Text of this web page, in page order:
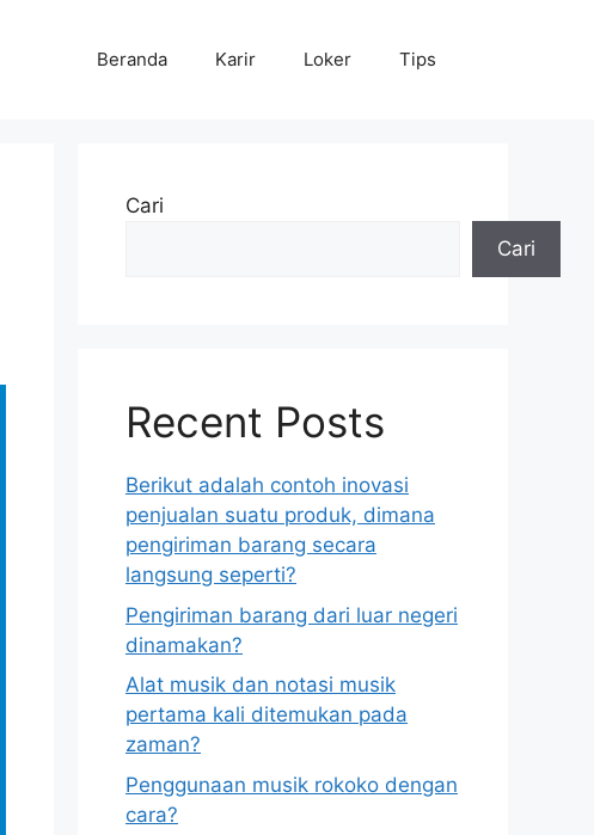
Beranda Karir Loker Tips
Cari
Cari
Recent Posts
Berikut adalah contoh inovasi
penjualan suatu produk, dimana
pengiriman barang secara
langsung seperti?
Pengiriman barang dari luar negeri
dinamakan?
Alat musik dan notasi musik
pertama kali ditemukan pada
zaman?
Penggunaan musik rokoko dengan
cara?